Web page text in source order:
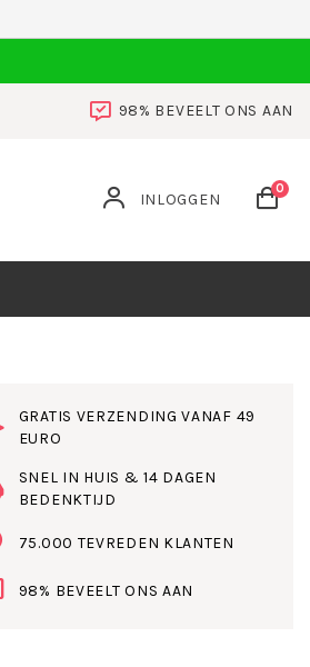
98% BEVEELT ONS AAN
INLOGGEN
0
GRATIS VERZENDING VANAF 49
EURO
SNEL IN HUIS & 14 DAGEN
BEDENKTIJD
75.000 TEVREDEN KLANTEN
98% BEVEELT ONS AAN